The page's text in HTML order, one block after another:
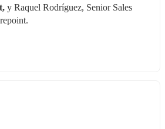
y Raquel Rodríguez, Senior Sales